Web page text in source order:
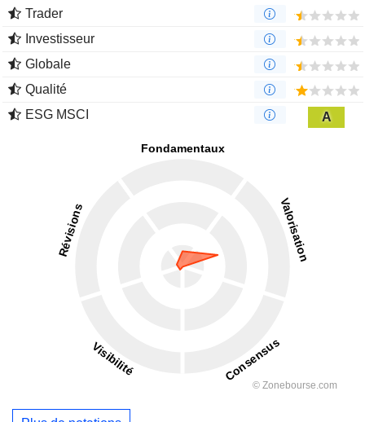
Trader
Investisseur
Globale
Qualité
ESG MSCI
A